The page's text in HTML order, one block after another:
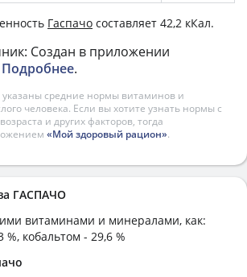
Гаспачо составляет 42,2 кКал.
Создан в приложении
Подробнее.
средние нормы витаминов и
человека. Если вы хотите узнать нормы с
и других факторов, тогда
«Мой здоровый рацион».
ГАСПАЧО
витаминами и минералами, как:
кобальтом - 29,6 %